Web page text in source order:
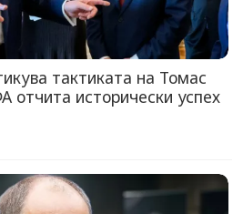
тактиката на Томас
отчита исторически успех